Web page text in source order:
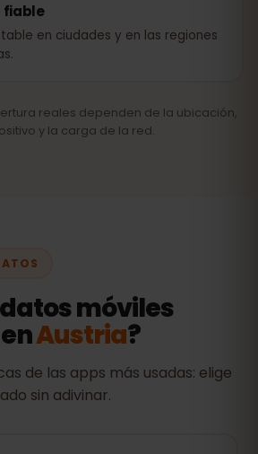
fiable
en ciudades y en las regiones
reales dependen de la ubicación,
y la carga de la red.
móviles
Austria?
de las apps más usadas: elige
sin adivinar.